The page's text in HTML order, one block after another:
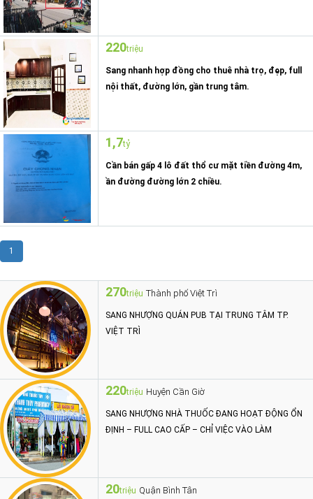
220triệu
Sang nhanh hợp đồng cho thuê nhà trọ, đẹp, full
nội thất, đường lớn, gần trung tâm.
1,7tỷ
Cần bán gấp 4 lô đất thổ cư mặt tiền đường 4m,
ần đường đường lớn 2 chiều.
1
270triệu Thành phố Việt Trì
SANG NHƯỢNG QUÁN PUB TẠI TRUNG TÂM TP.
VIỆT TRÌ
220triệu Huyện Cần Giờ
SANG NHƯỢNG NHÀ THUỐC ĐANG HOẠT ĐỘNG ỔN
ĐỊNH – FULL CAO CẤP – CHỈ VIỆC VÀO LÀM
20triệu Quận Bình Tân